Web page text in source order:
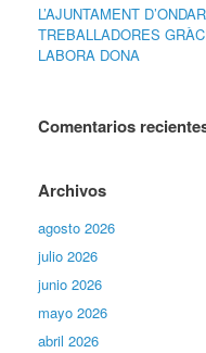
L’AJUNTAMENT
TREBALLADORES
LABORA DONA
Comentarios
Archivos
agosto 2026
julio 2026
junio 2026
mayo 2026
abril 2026